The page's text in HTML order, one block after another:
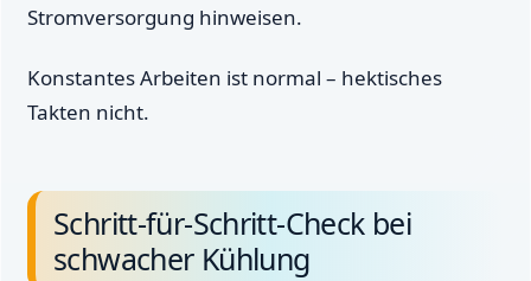
Stromversorgung hinweisen.
Konstantes Arbeiten ist normal – hektisches
Takten nicht.
Schritt-für-Schritt-Check bei
schwacher Kühlung